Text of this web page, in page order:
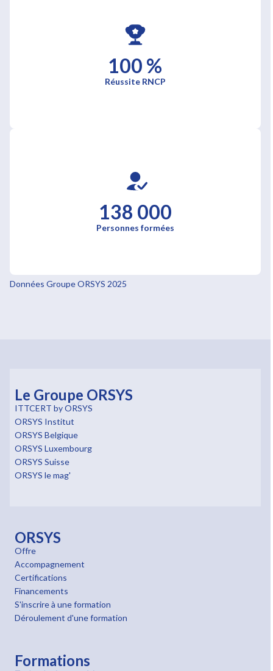
100 %
Réussite RNCP
138 000
Personnes formées
Données Groupe ORSYS 2025
Le Groupe ORSYS
ITTCERT by ORSYS
ORSYS Institut
ORSYS Belgique
ORSYS Luxembourg
ORSYS Suisse
ORSYS le mag'
ORSYS
Offre
Accompagnement
Certifications
Financements
S'inscrire à une formation
Déroulement d'une formation
Formations